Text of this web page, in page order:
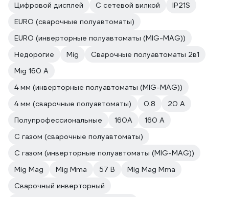
Цифровой дисплей
С сетевой вилкой
IP21S
EURO (сварочные полуавтоматы)
EURO (инверторные полуавтоматы (MIG-MAG))
Недорогие
Mig
Сварочные полуавтоматы 2в1
Mig 160 A
4 мм (инверторные полуавтоматы (MIG-MAG))
4 мм (сварочные полуавтоматы)
0.8
20 А
Полупрофессиональные
160А
160 А
С газом (сварочные полуавтоматы)
С газом (инверторные полуавтоматы (MIG-MAG))
Mig Mag
Mig Mma 57 В
Mig Mag Mma
Сварочный инверторный